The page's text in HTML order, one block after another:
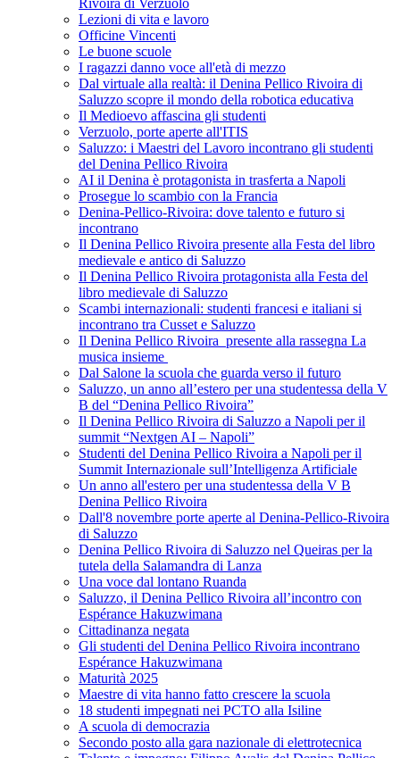
Rivoira di Verzuolo
Lezioni di vita e lavoro
Officine Vincenti
Le buone scuole
I ragazzi danno voce all'età di mezzo
Dal virtuale alla realtà: il Denina Pellico Rivoira di
Saluzzo scopre il mondo della robotica educativa
Il Medioevo affascina gli studenti
Verzuolo, porte aperte all'ITIS
Saluzzo: i Maestri del Lavoro incontrano gli studenti
del Denina Pellico Rivoira
AI il Denina è protagonista in trasferta a Napoli
Prosegue lo scambio con la Francia
Denina-Pellico-Rivoira: dove talento e futuro si
incontrano
Il Denina Pellico Rivoira presente alla Festa del libro
medievale e antico di Saluzzo
Il Denina Pellico Rivoira protagonista alla Festa del
libro medievale di Saluzzo
Scambi internazionali: studenti francesi e italiani si
incontrano tra Cusset e Saluzzo
Il Denina Pellico Rivoira presente alla rassegna La
musica insieme
Dal Salone la scuola che guarda verso il futuro
Saluzzo, un anno all’estero per una studentessa della V
B del “Denina Pellico Rivoira”
Il Denina Pellico Rivoira di Saluzzo a Napoli per il
summit “Nextgen AI – Napoli”
Studenti del Denina Pellico Rivoira a Napoli per il
Summit Internazionale sull’Intelligenza Artificiale
Un anno all'estero per una studentessa della V B
Denina Pellico Rivoira
Dall'8 novembre porte aperte al Denina-Pellico-Rivoira
di Saluzzo
Denina Pellico Rivoira di Saluzzo nel Queiras per la
tutela della Salamandra di Lanza
Una voce dal lontano Ruanda
Saluzzo, il Denina Pellico Rivoira all’incontro con
Espérance Hakuzwimana
Cittadinanza negata
Gli studenti del Denina Pellico Rivoira incontrano
Espérance Hakuzwimana
Maturità 2025
Maestre di vita hanno fatto crescere la scuola
18 studenti impegnati nei PCTO alla Isiline
A scuola di democrazia
Secondo posto alla gara nazionale di elettrotecnica